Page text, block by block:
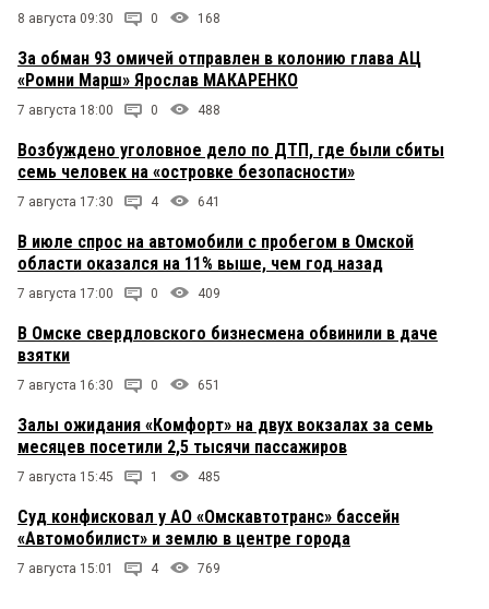
8 августа 09:30 0 168
За обман 93 омичей отправлен в колонию глава АЦ
«Ромни Марш» Ярослав МАКАРЕНКО
7 августа 18:00 0 488
Возбуждено уголовное дело по ДТП, где были сбиты
семь человек на «островке безопасности»
7 августа 17:30 4 641
В июле спрос на автомобили с пробегом в Омской
области оказался на 11% выше, чем год назад
7 августа 17:00 0 409
В Омске свердловского бизнесмена обвинили в даче
взятки
7 августа 16:30 0 651
Залы ожидания «Комфорт» на двух вокзалах за семь
месяцев посетили 2,5 тысячи пассажиров
7 августа 15:45 1 485
Суд конфисковал у АО «Омскавтотранс» бассейн
«Автомобилист» и землю в центре города
7 августа 15:01 4 769